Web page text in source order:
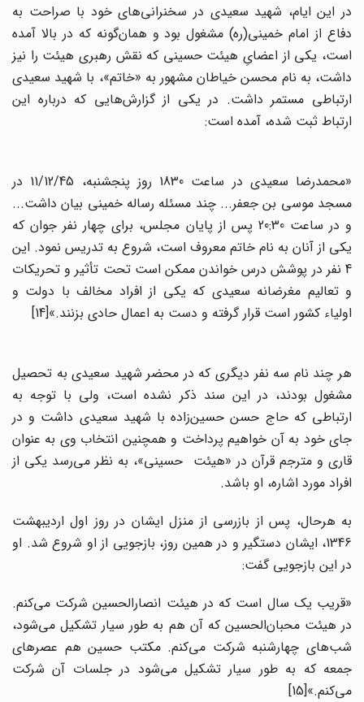
در این ایام، شهید سعیدی در سخنرانی‌های خود با صراحت به
دفاع از امام خمینی(ره) مشغول بود و همان‌گونه که در بالا آمده
است، یکی از اعضایِ هیئت حسینی که نقش رهبری هیئت را نیز
داشت، به نام محسن خیاطان مشهور به «خاتم»، با شهید سعیدی
ارتباطی مستمر داشت. در یکی از گزارش‌هایی که درباره این
ارتباط ثبت شده، آمده است:
«محمدرضا سعیدی در ساعت 1830 روز پنجشنبه، 11/12/45 در
مسجد موسی بن جعفر... چند مسئله رساله خمینی بیان داشت...
و در ساعت 20:30 پس از پایان مجلس، برای چهار نفر جوان که
یکی از آنان به نام خاتم معروف است، شروع به تدریس نمود. این
4 نفر در پوشش درس خواندن ممکن است تحت تأثیر و تحریکات
و تعالیم مغرضانه سعیدی که یکی از افراد مخالف با دولت و
اولیاء کشور است قرار گرفته و دست به اعمال حادی بزنند.»[14]
هر چند نام سه نفر دیگری که در محضر شهید سعیدی به تحصیل
مشغول بودند، در این سند ذکر نشده است، ولی با توجه به
ارتباطی که حاج حسن حسین‌زاده با شهید سعیدی داشت و در
جای خود به آن خواهیم پرداخت و همچنین انتخاب وی به عنوان
قاری و مترجم قرآن در «هیئت حسینی»، به نظر می‌رسد یکی از
افراد مورد اشاره، او باشد.
به هرحال، پس از بازرسی از منزل ایشان در روز اول اردیبهشت
1346، ایشان دستگیر و در همین روز، بازجویی از او شروع شد. او
در این بازجویی گفت:
«قریب یک سال است که در هیئت انصارالحسین شرکت می‌کنم.
در هیئت محبان‌الحسین که آن هم به طور سیار تشکیل می‌شود،
شب‌های چهارشنبه شرکت می‌کنم. مکتب حسین هم عصرهای
جمعه که به طور سیار تشکیل می‌شود در جلسات آن شرکت
می‌کنم.»[15]